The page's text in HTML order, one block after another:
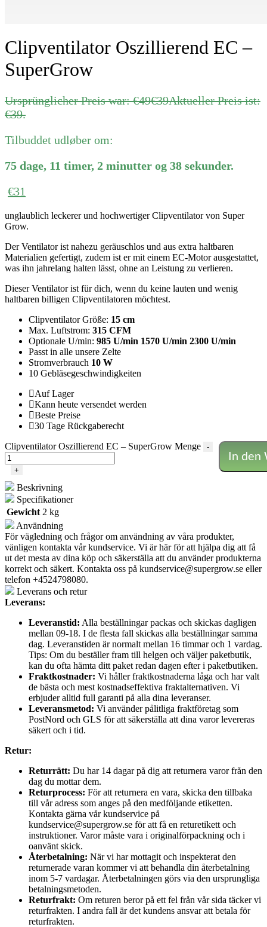
Clipventilator Oszillierend EC –
SuperGrow
Ursprünglicher Preis war: €49€39Aktueller Preis ist:
€39.
Tilbuddet udløber om:
75 dage, 11 timer, 2 minutter og 38 sekunder.
€31
unglaublich leckerer und hochwertiger Clipventilator von Super
Grow.
Der Ventilator ist nahezu geräuschlos und aus extra haltbaren
Materialien gefertigt, zudem ist er mit einem EC-Motor ausgestattet,
was ihn jahrelang halten lässt, ohne an Leistung zu verlieren.
Dieser Ventilator ist für dich, wenn du keine lauten und wenig
haltbaren billigen Clipventilatoren möchtest.
Clipventilator Größe: 15 cm
Max. Luftstrom: 315 CFM
Optionale U/min: 985 U/min 1570 U/min 2300 U/min
Passt in alle unsere Zelte
Stromverbrauch 10 W
10 Gebläsegeschwindigkeiten
Auf Lager
Kann heute versendet werden
Beste Preise
30 Tage Rückgaberecht
Clipventilator Oszillierend EC – SuperGrow Menge
-
+
In den
Beskrivning
Specifikationer
Gewicht 2 kg
Användning
För vägledning och frågor om användning av våra produkter,
vänligen kontakta vår kundservice. Vi är här för att hjälpa dig att få
ut det mesta av dina köp och säkerställa att du använder produkterna
korrekt och säkert. Kontakta oss på kundservice@supergrow.se eller
telefon +4524798080.
Leverans och retur
Leverans:
Leveranstid: Alla beställningar packas och skickas dagligen
mellan 09-18. I de flesta fall skickas alla beställningar samma
dag. Leveranstiden är normalt mellan 16 timmar och 1 vardag.
Tips: Om du beställer fram till helgen och väljer paketbutik,
kan du ofta hämta ditt paket redan dagen efter i paketbutiken.
Fraktkostnader: Vi håller fraktkostnaderna låga och har valt
de bästa och mest kostnadseffektiva fraktalternativen. Vi
erbjuder alltid full garanti på alla dina leveranser.
Leveransmetod: Vi använder pålitliga fraktföretag som
PostNord och GLS för att säkerställa att dina varor levereras
säkert och i tid.
Retur:
Returrätt: Du har 14 dagar på dig att returnera varor från den
dag du mottar dem.
Returprocess: För att returnera en vara, skicka den tillbaka
till vår adress som anges på den medföljande etiketten.
Kontakta gärna vår kundservice på
kundservice@supergrow.se för att få en returetikett och
instruktioner. Varor måste vara i originalförpackning och i
oanvänt skick.
Återbetalning: När vi har mottagit och inspekterat den
returnerade varan kommer vi att behandla din återbetalning
inom 5-7 vardagar. Återbetalningen görs via den ursprungliga
betalningsmetoden.
Returfrakt: Om returen beror på ett fel från vår sida täcker vi
returfrakten. I andra fall är det kundens ansvar att betala för
returfrakten.